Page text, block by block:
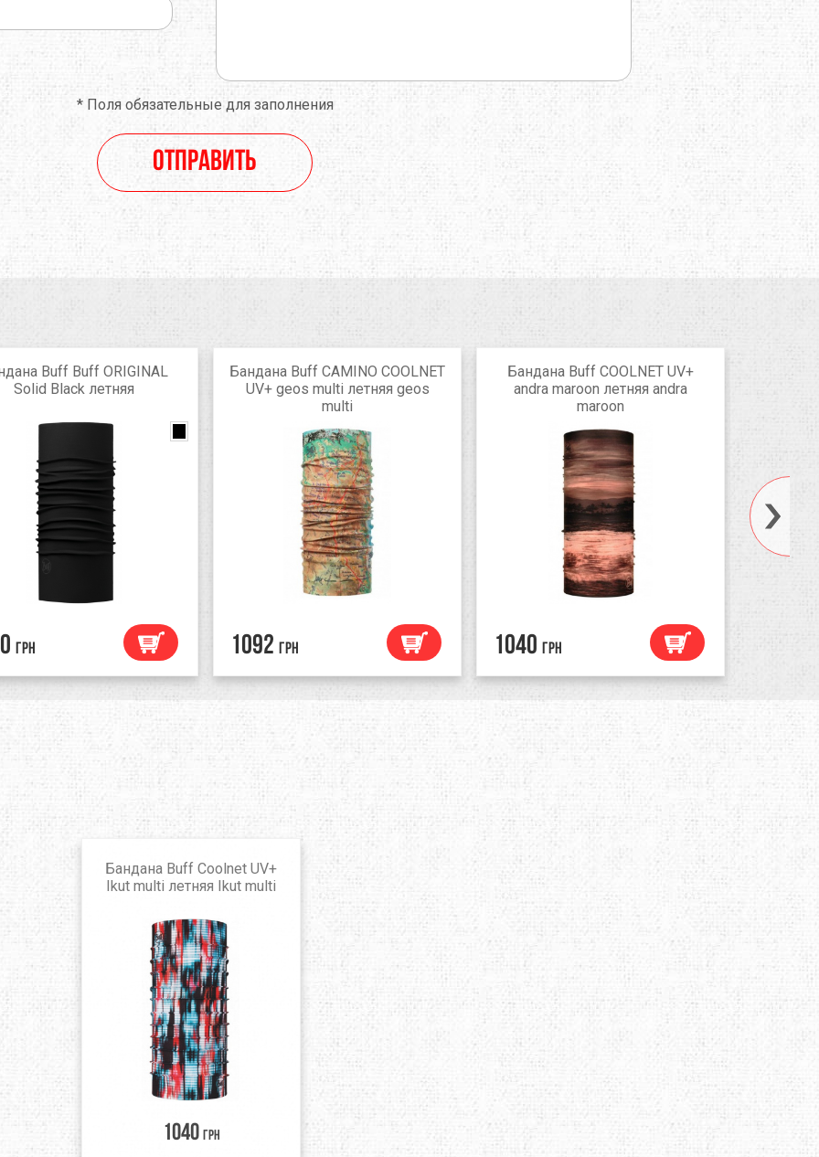
*Поля обязательные для заполнения
Отправить
Buff Buff ORIGINAL
Solid Black летняя
грн
Бандана Buff CAMINO COOLNET
UV+ geos multi летняя geos
multi
1092 грн
Бандана Buff COOLNET UV+
andra maroon летняя andra
maroon
1040 грн
Бандана Buff Coolnet UV+
Ikut multi летняя Ikut multi
1040 грн